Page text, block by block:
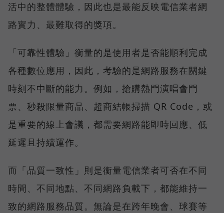
活中的整體體驗，因此也是最能反映電信業者網
路實力、最難取得的獎項。
「可靠性體驗」衡量的是使用者是否能順利完成
各種數位應用，因此，考驗的是網路服務在關鍵
時刻不中斷的能力。例如，搶購熱門演唱會門
票、秒殺限量商品、超商結帳掃描 QR Code，或
是重要的線上會議，都需要網路能即時回應、低
延遲且持續運作。
而「品質一致性」則是衡量電信業者可否在不同
時間、不同地點、不同網路負載下，都能維持一
致的網路服務品質。無論是在跨年晚會、球賽等